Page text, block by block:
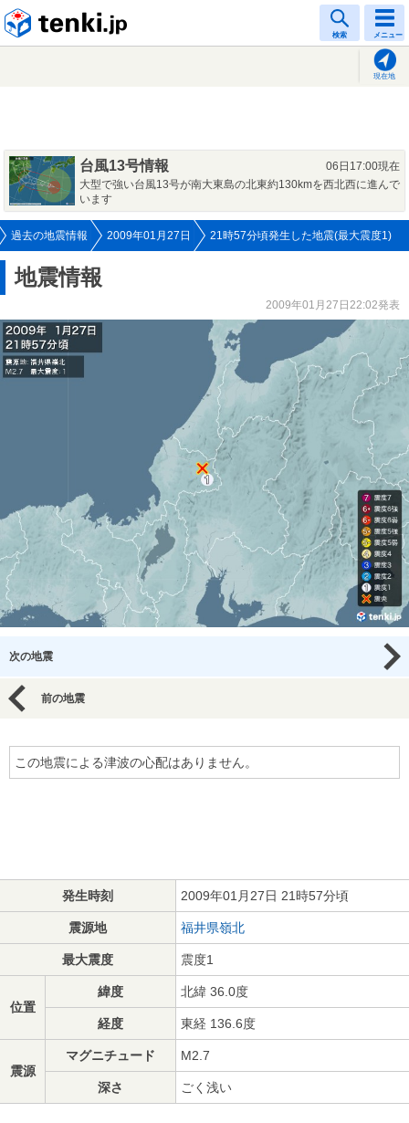
検索 メニュー
現在地
台風13号情報
06日17:00現在
大型で強い台風13号が南大東島の北東約130kmを西北西に進んで
います
過去の地震情報 2009年01月27日 21時57分頃発生した地震(最大震度1)
地震情報
2009年01月27日22:02発表
次の地震
前の地震
この地震による津波の心配はありません。
発生時刻 2009年01月27日 21時57分頃
震源地 福井県嶺北
最大震度 震度1
位置
緯度 北緯 36.0度
経度 東経 136.6度
震源
マグニチュード M2.7
深さ ごく浅い